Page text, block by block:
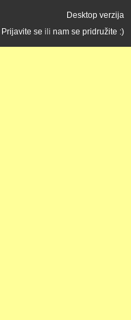
Desktop verzija
Prijavite se ili nam se pridružite :)